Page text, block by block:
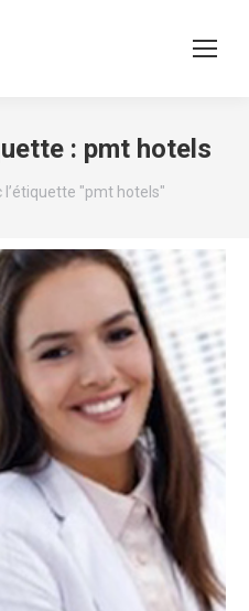
: pmt hotels
l’étiquette "pmt hotels"